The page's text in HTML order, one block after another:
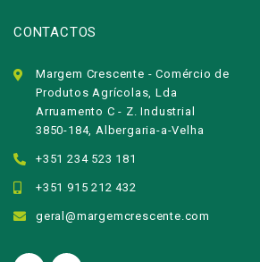
CONTACTOS
Margem Crescente - Comércio de
Produtos Agrícolas, Lda
Arruamento C - Z. Industrial
3850-184, Albergaria-a-Velha
+351 234 523 181
+351 915 212 432
geral@margemcrescente.com